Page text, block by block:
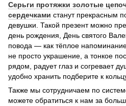
Серьги протяжки золотые
сердечками станут прекрасным
девушки. Такой презент можно
день рождения, День святого
повода — как тёплое
не просто украшение, а тонкое
рядом, радует глаз и согревает
удобно хранить подберите к
Также мы сотрудничаем по
можете обратиться к нам за